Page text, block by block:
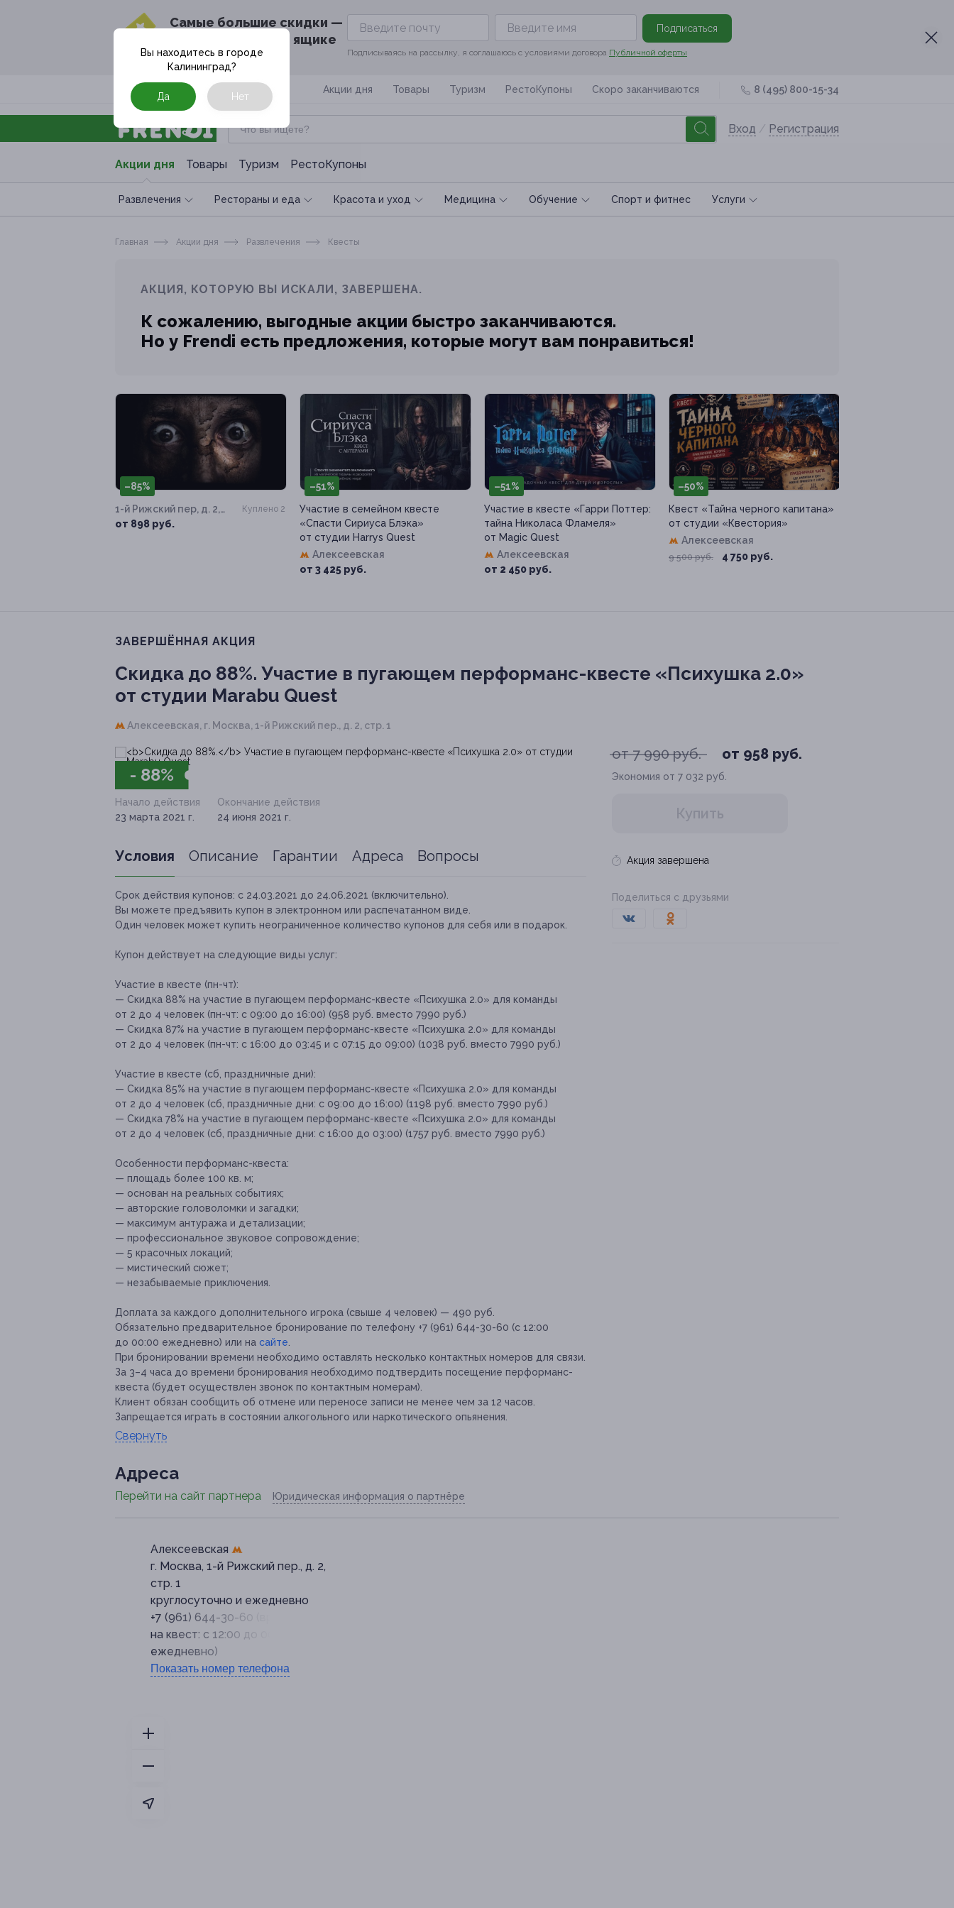
Cамые большие скидки —
в твоём почтовом ящике
Подписаться
Подписываясь на рассылку, я соглашаюсь с условиями договора Публичной оферты
Москва Акции дня Товары Туризм РестоКупоны Скоро заканчиваются 8 (495) 800-15-34
Вход / Регистрация
Акции дня Товары Туризм РестоКупоны
Развлечения Рестораны и еда Красота и уход Медицина Обучение Спoрт и фитнес Услуги
Вы находитесь в городе
Калининград?
Да Нет
Главная Акции дня Развлечения Квеcты
АКЦИЯ, КОТОРУЮ ВЫ ИСКАЛИ, ЗАВЕРШЕНА.
К сожалению, выгодные акции быстро заканчиваются.
Но у Frendi есть предложения, которые могут вам понравиться!
–85%
1-й Рижский пер, д. 2,
стр. 10
от 898 руб.
Куплено 2
–51%
Участие в семейном квесте
«Спасти Сириуса Блэка»
от студии Harrys Quest
Алексеевская
от 3 425 руб.
–51%
Участие в квесте «Гарри Поттер:
тайна Николаса Фламеля»
от Magic Quest
Алексеевская
от 2 450 руб.
–50%
Квест «Тайна черного капитана»
от студии «Квестория»
Алексеевская
9 500 руб. 4 750 руб.
ЗАВЕРШЁННАЯ АКЦИЯ
Скидка до 88%. Участие в пугающем перформанс-квесте «Психушка 2.0»
от студии Marabu Quest
Алексеевская, г. Москва, 1-й Рижский пер., д. 2, стр. 1
- 88%
от 7 990 руб. от 958 руб.
Экономия от 7 032 руб.
Купить
Акция завершена
Поделиться с друзьями
Начало действия
23 марта 2021 г.
Окончание действия
24 июня 2021 г.
Условия Описание Гарантии Адреса Вопросы
Срок действия купонов: с 24.03.2021 до 24.06.2021 (включительно).
Вы можете предъявить купон в электронном или распечатанном виде.
Один человек может купить неограниченное количество купонов для себя или в подарок.
Купон действует на следующие виды услуг:
Участие в квесте (пн-чт):
— Скидка 88% на участие в пугающем перформанс-квесте «Психушка 2.0» для команды
от 2 до 4 человек (пн-чт: с 09:00 до 16:00) (958 руб. вместо 7990 руб.)
— Скидка 87% на участие в пугающем перформанс-квесте «Психушка 2.0» для команды
от 2 до 4 человек (пн-чт: с 16:00 до 03:45 и с 07:15 до 09:00) (1038 руб. вместо 7990 руб.)
Участие в квесте (сб, праздничные дни):
— Скидка 85% на участие в пугающем перформанс-квесте «Психушка 2.0» для команды
от 2 до 4 человек (сб, праздничные дни: с 09:00 до 16:00) (1198 руб. вместо 7990 руб.)
— Скидка 78% на участие в пугающем перформанс-квесте «Психушка 2.0» для команды
от 2 до 4 человек (сб, праздничные дни: с 16:00 до 03:00) (1757 руб. вместо 7990 руб.)
Особенности перформанс-квеста:
— площадь более 100 кв. м;
— основан на реальных событиях;
— авторские головоломки и загадки;
— максимум антуража и детализации;
— профессиональное звуковое сопровождение;
— 5 красочных локаций;
— мистический сюжет;
— незабываемые приключения.
Доплата за каждого дополнительного игрока (свыше 4 человек) — 490 руб.
Обязательно предварительное бронирование по телефону +7 (961) 644-30-60 (с 12:00
до 00:00 ежедневно) или на сайте
При бронировании времени необходимо оставлять несколько контактных номеров для связи.
За 3–4 часа до времени бронирования необходимо подтвердить посещение перформанс-
квеста (будет осуществлен звонок по контактным номерам).
Клиент обязан сообщить об отмене или переносе записи не менее чем за 12 часов.
Запрещается играть в состоянии алкогольного или наркотического опьянения.
Свернуть
Адресa
Перейти на сайт партнера Юридическая информация о партнёре
Алексеевская
г. Москва, 1-й Рижский пер., д. 2,
стр. 1
круглосуточно и ежедневно
+7 (961) 644-30-60 (время записи
на квест: с 12:00 до 00:00
ежедневно)
Показать номер телефона